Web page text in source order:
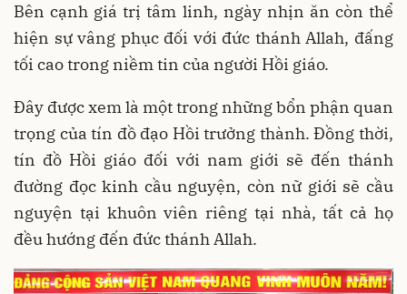
Bên cạnh giá trị tâm linh, ngày nhịn ăn còn thể
hiện sự vâng phục đối với đức thánh Allah, đấng
tối cao trong niềm tin của người Hồi giáo.
Đây được xem là một trong những bổn phận quan
trọng của tín đồ đạo Hồi trưởng thành. Đồng thời,
tín đồ Hồi giáo đối với nam giới sẽ đến thánh
đường đọc kinh cầu nguyện, còn nữ giới sẽ cầu
nguyện tại khuôn viên riêng tại nhà, tất cả họ
đều hướng đến đức thánh Allah.